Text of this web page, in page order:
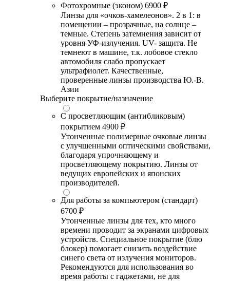
Фотохромные (эконом) 6900 ₽
Линзы для «очков-хамелеонов». 2 в 1: в
помещении – прозрачные, на солнце –
темные. Степень затемнения зависит от
уровня УФ-излучения. UV- защита. Не
темнеют в машине, т.к. лобовое стекло
автомобиля слабо пропускает
ультрафиолет. Качественные,
проверенные линзы производства Ю.-В.
Азии
Выберите покрытие/назначение
С просветляющим (антибликовым)
покрытием 4900 ₽
Утонченные полимерные очковые линзы
с улучшенными оптическими свойствами,
благодаря упрочняющему и
просветляющему покрытию. Линзы от
ведущих европейских и японских
производителей.
Для работы за компьютером (стандарт)
6700 ₽
Утонченные линзы для тех, кто много
времени проводит за экранами цифровых
устройств. Специальное покрытие (блю
блокер) помогает снизить воздействие
синего света от излучения мониторов.
Рекомендуются для использования во
время работы с гаджетами, не для